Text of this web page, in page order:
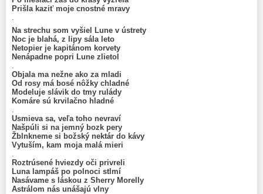
Prišla kaziť moje cnostné mravy
Na strechu som vyšiel Lune v ústrety
Noc je blahá, z lipy sála leto
Netopier je kapitánom korvety
Nenápadne popri Lune zlietol
Objala ma nežne ako za mladi
Od rosy má bosé nôžky chladné
Modeluje slávik do tmy rulády
Komáre sú krvilačno hladné
Usmieva sa, veľa toho nevraví
Našpúli si na jemný bozk pery
Žblnkneme si božský nektár do kávy
Vytuším, kam moja malá mieri
Roztrúsené hviezdy oči privreli
Luna lampáš po polnoci stlmí
Nasávame s láskou z Sherry Morelly
Astrálom nás unášajú vlny